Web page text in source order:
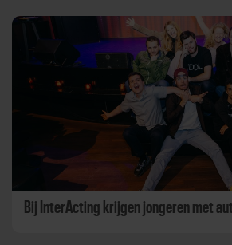
Bij InterActing krijgen jongeren met